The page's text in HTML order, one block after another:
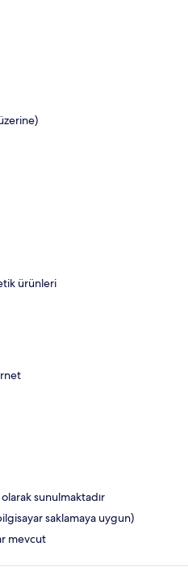
ürünleri
sunulmaktadır
saklamaya uygun)
mevcut